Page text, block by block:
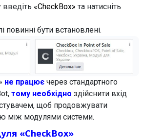
«CheckBox» та натисніть
повинні бути встановлені.
не працює через стандартного
тому необхідно здійснити вхід
щоб продовжувати
між модулями системи.
«CheckBox»